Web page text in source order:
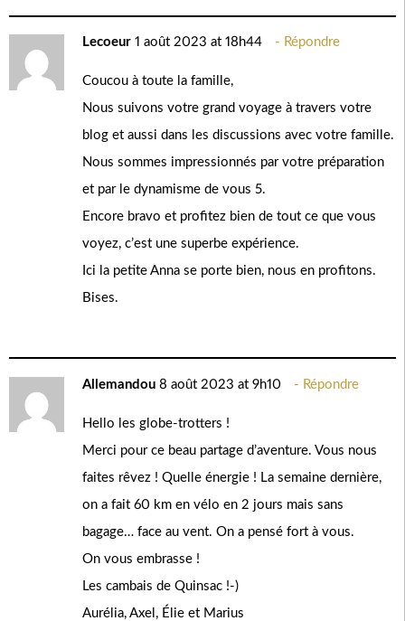
Lecoeur 1 août 2023 at 18h44 Répondre
Coucou à toute la famille,
Nous suivons votre grand voyage à travers votre
blog et aussi dans les discussions avec votre famille.
Nous sommes impressionnés par votre préparation
et par le dynamisme de vous 5.
Encore bravo et profitez bien de tout ce que vous
voyez, c’est une superbe expérience.
Ici la petite Anna se porte bien, nous en profitons.
Bises.
Allemandou 8 août 2023 at 9h10 Répondre
Hello les globe-trotters !
Merci pour ce beau partage d’aventure. Vous nous
faites rêvez ! Quelle énergie ! La semaine dernière,
on a fait 60 km en vélo en 2 jours mais sans
bagage… face au vent. On a pensé fort à vous.
On vous embrasse !
Les cambais de Quinsac !-)
Aurélia, Axel, Élie et Marius